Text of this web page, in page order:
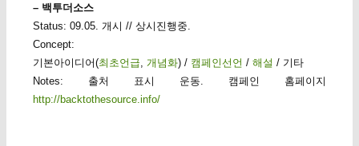
– 백투더소스
Status: 09.05. 개시 // 상시진행중.
Concept:
기본아이디어(최초언급 개념화) / 캠페인선언 / 해설 / 기타
Notes: 출처 표시 운동. 캠페인 홈페이지
http://backtothesource.info/